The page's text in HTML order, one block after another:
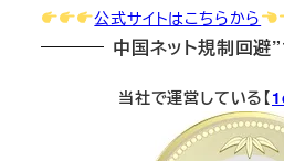
公式サイトはこちらから
中国ネット規制回
当社で運営している【